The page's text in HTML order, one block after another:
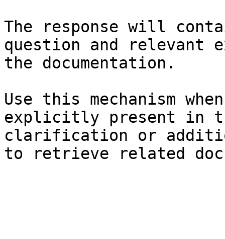
The response will
question and relevant
the documentation.
Use this mechanism
explicitly present in
clarification or